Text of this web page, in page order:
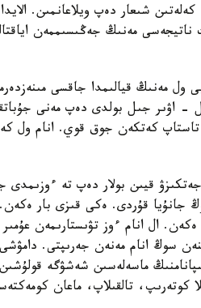
شىعار دەپ ويلاعانمىن.
مەنىڭ جەڭىسىممەن
مەنىڭ قيالىمدا جاقسى
- اۋىر جىل بولدى دەپ مەنى
-جىلى بالاسىن تاستاپ كەتكەن جوق قوي.
قيىن بولار دەپ تە ءوزىمدى
جانۇيا قۇردى. ەكى قىزى بار
ال انام ءوز تۋىستارىمەن
سوڭ انام مەنەن جەرىپتى. دامۋشى
ماسەلەسىن شەشۋگە
تالقىلاپ، ماعان